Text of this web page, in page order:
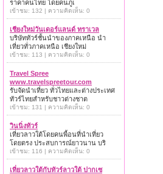
ราคาคนไทย โดยคนภูเ
เข้าชม: 132 | ความคิดเห็น: 0
เชียงใหม่วันเดอร์แลนด์ ทราเวล
บริษัททัวร์ชั้นนำของภาคเหนือ นำ
เที่ยวทั่วภาคเหนือ เชียงใหม่
เข้าชม: 113 | ความคิดเห็น: 0
Travel Spree
www.travelspreetour.com
รับจัดนำเที่ยว ทั่วไทยและต่างประเทศ
ทัวร์ไทยสำหรับชาวต่างชาต
เข้าชม: 131 | ความคิดเห็น: 0
วินนิ่งทัวร์
เที่ยวลาวใต้โดยคนพื้อนที่นำเที่ยว
โดยตรง ประสบการณ์ยาวนาน บริ
เข้าชม: 116 | ความคิดเห็น: 0
เที่ยวลาวใต้กับทัวร์ลาวใต้ ปากเซ